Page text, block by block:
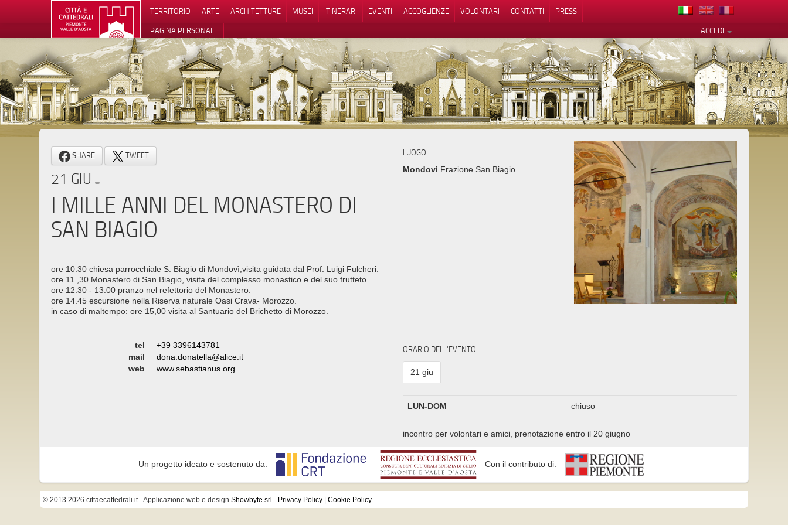
TERRITORIO ARTE ARCHITETTURE MUSEI ITINERARI EVENTI ACCOGLIENZE VOLONTARI CONTATTI
PRESS
ACCEDI
PAGINA PERSONALE
SHARE TWEET
21 GIU
I MILLE ANNI DEL MONASTERO DI
SAN BIAGIO
ore 10.30 chiesa parrocchiale S. Biagio di Mondovì,visita guidata dal Prof. Luigi Fulcheri.
ore 11 ,30 Monastero di San Biagio, visita del complesso monastico e del suo frutteto.
ore 12.30 - 13.00 pranzo nel refettorio del Monastero.
ore 14.45 escursione nella Riserva naturale Oasi Crava- Morozzo.
in caso di maltempo: ore 15,00 visita al Santuario del Brichetto di Morozzo.
tel
+39 3396143781
mail
dona.donatella@alice.it
web
www.sebastianus.org
LUOGO
Mondovì Frazione San Biagio
ORARIO DELL'EVENTO
21 giu
LUN-DOM chiuso
incontro per volontari e amici, prenotazione entro il 20 giugno
Un progetto ideato e sostenuto da: Con il contributo di:
© 2013 2026 cittaecattedrali.it- Applicazione web e design Showbyte srl - Privacy Policy Cookie Policy
Le tue preferenze relative alla privacy